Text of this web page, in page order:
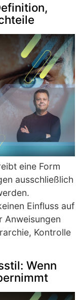
eine Form
ausschließlich
Einfluss auf
Anweisungen
Kontrolle
Wenn